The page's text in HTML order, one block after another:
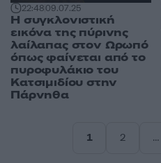
22:4809.07.25
Η συγκλονιστική
εικόνα της πύρινης
λαίλαπας στον Ωρωπό
όπως φαίνεται από το
πυροφυλάκιο του
Κατσιμιδίου στην
Πάρνηθα
1
2
…